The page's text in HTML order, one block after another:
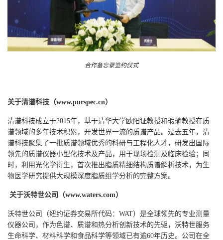
合作备忘录签约仪式
关于清谱科技（www.purspec.cn）
清谱科技成立于2015年，基于清华大学欧阳证教授和瑕瑜教授在质
谱领域的多年技术积累，开发世界一流的质谱产品。过去五年，清
谱科技聚集了一批质谱领域优秀的科研与工程化人才，研发出国际
领先的质谱仪器小型化技术及产品，用于现场检测及临床检验；同
时，利用光化学衍生，首次推出脂质精细结构质谱解析技术，为生
物医学研究提供大规模深度脂质组学分析的完整方案。
关于沃特世公司（www.waters.com）
沃特世公司（纽约证券交易所代码：WAT）是全球领先的专业测量
仪器公司，作为色谱、质谱和热分析创新技术的先驱，沃特世服务
生命科学、材料科学和食品科学等领域已有逾60年历史。公司在全